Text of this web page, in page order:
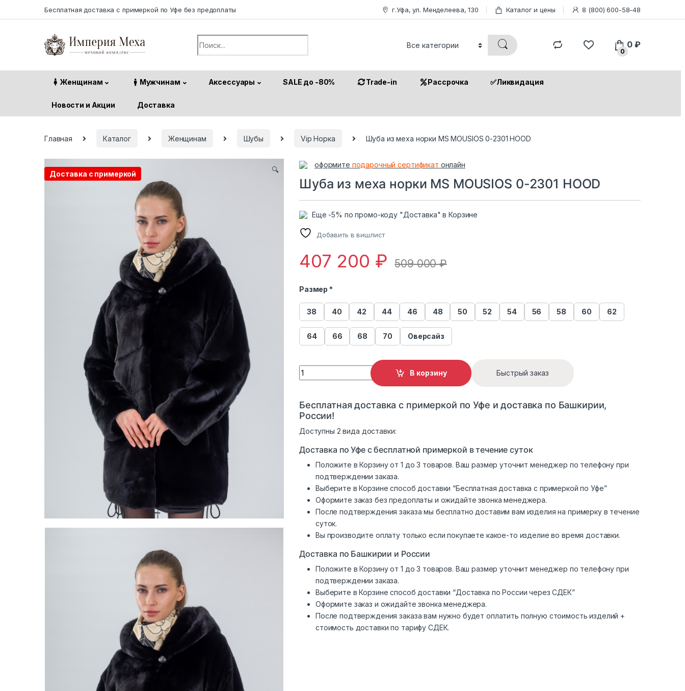
Бесплатная доставка с примеркой по Уфе без предоплаты г.Уфа, ул. Менделеева, 130 Каталог и цены 8 (800) 600-58-48
Search for:
0
0₽
Женщинам Мужчинам Аксессуары SALE до -80% Trade-in Рассрочка ✅Ликвидация
Новости и Акции Доставка
Главная Каталог Женщинам Шубы Vip Норка Шуба из меха норки MS MOUSIOS 0-2301 HOOD
Доставка с примеркой 🔍
оформите подарочный сертификат онлайн
Шуба из меха норки MS MOUSIOS 0-2301 HOOD
Еще -5% по промо-коду "Доставка" в Корзине
Добавить в вишлист
407 200 ₽ 509 000₽
Размер *
38 40 42 44 46 48 50 52 54 56 58 60 62
64 66 68 70 Оверсайз
Шуба из меха норки MS MOUSIOS 0-2301 HOOD quantity
В корзину Быстрый заказ
Бесплатная доставка с примеркой по Уфе и доставка по Башкирии,
России!
Доступны 2 вида доставки:
Доставка по Уфе с бесплатной примеркой в течение суток
Положите в Корзину от 1 до 3 товаров. Ваш размер уточнит менеджер по телефону при
подтверждении заказа.
Выберите в Корзине способ доставки “Бесплатная доставка с примеркой по Уфе”
Оформите заказ без предоплаты и ожидайте звонка менеджера.
После подтверждения заказа мы бесплатно доставим вам изделия на примерку в течение
суток.
Вы производите оплату только если покупаете какое-то изделие во время доставки.
Доставка по Башкирии и России
Положите в Корзину от 1 до 3 товаров. Ваш размер уточнит менеджер по телефону при
подтверждении заказа.
Выберите в Корзине способ доставки “Доставка по России через СДЕК”
Оформите заказ и ожидайте звонка менеджера.
После подтверждения заказа вам нужно будет оплатить полную стоимость изделий +
стоимость доставки по тарифу СДЕК.